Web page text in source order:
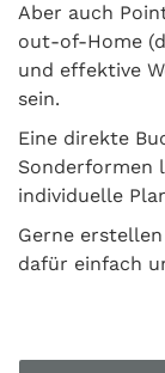
Aber auch
out-of-Home
und effektive
sein.
Eine direkte
Sonderformen
individuelle
Gerne
dafür einfach